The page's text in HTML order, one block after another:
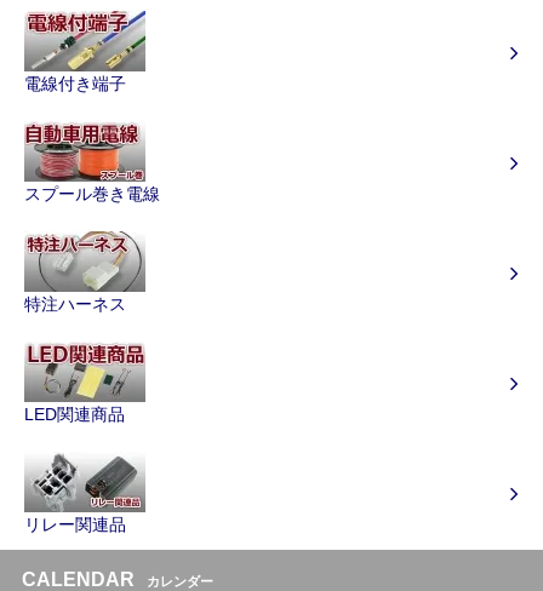
電線付き端子
スプール巻き電線
特注ハーネス
LED関連商品
リレー関連品
CALENDAR カレンダー